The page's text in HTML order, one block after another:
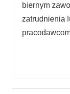
biernym
zatrudnienia